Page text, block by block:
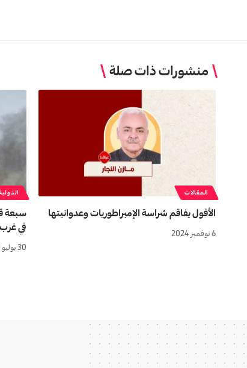
منشورات ذات صلة
المقالات
الأفول يفاقم شراسة الإمبراطوريات وعدوانيتها
6 نوفمبر 2024
سبعة
في غرب
30 يوليو 2026